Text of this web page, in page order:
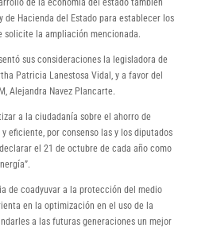
de Hacienda del Estado para establecer los
solicite la ampliación mencionada.
sus consideraciones la legisladora de
Patricia Lanestosa Vidal, y a favor del
Alejandra Navez Plancarte.
a la ciudadanía sobre el ahorro de
eficiente, por consenso las y los diputados
el 21 de octubre de cada año como
de coadyuvar a la protección del medio
en la optimización en el uso de la
a las futuras generaciones un mejor